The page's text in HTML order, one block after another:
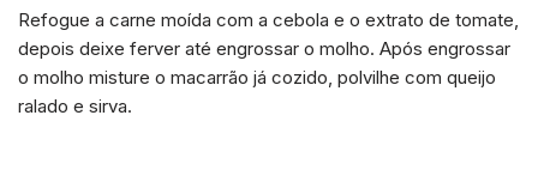
Refogue a carne moída com a cebola e o extrato de tomate,
depois deixe ferver até engrossar o molho. Após engrossar
o molho misture o macarrão já cozido, polvilhe com queijo
ralado e sirva.